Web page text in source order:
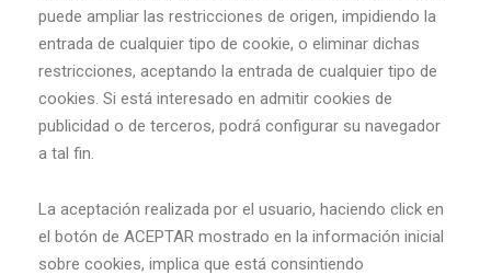
puede ampliar las restricciones de origen, impidiendo la
entrada de cualquier tipo de cookie, o eliminar dichas
restricciones, aceptando la entrada de cualquier tipo de
cookies. Si está interesado en admitir cookies de
publicidad o de terceros, podrá configurar su navegador
a tal fin.
La aceptación realizada por el usuario, haciendo click en
el botón de ACEPTAR mostrado en la información inicial
sobre cookies, implica que está consintiendo